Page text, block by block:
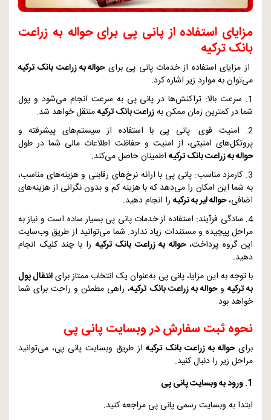
مزایای استفاده از پانی پی برای حواله به زراعت
بانک ترکیه
از مزایای استفاده از خدمات پانی پی برایحواله به زراعت بانک ترکیه
می‌توان به موارد زیر اشاره کرد.
1. سرعت بالا: تراکنش‌ها در پانی پی به سرعت انجام می‌شود و پول
شما در کمترین زمان ممکن بهزراعت بانک ترکیهمنتقل خواهد شد.
2. امنیت قوی: پانی پی با استفاده از سیستم‌های پیشرفته و
پروتکل‌های امنیتی، از امنیت و حفاظت اطلاعات مالی شما در طول
حواله به زراعت بانک ترکیه اطمینان حاصل می‌کند.
3. کارمزد مناسب: پانی پی با ارائه نرخ‌های رقابتی و هزینه‌های مناسب،
به شما این امکان را می‌دهد که با هزینه کم و بدون نگرانی از هزینه‌های
اضافی،حواله لیر به ترکیه را انجام دهید.
4. سادگی فرآیند: استفاده از خدمات پانی پی بسیار ساده است و نیاز به
مراحل پیچیده و مستندات زیاد ندارد. شما می‌توانید از طریق وب‌سایت
این گروه پرداخت،حواله به زراعت بانک ترکیه را با چند کلیک انجام
دهید.
با توجه به این مزایا، پانی پی به‌عنوان یک انتخاب ممتاز برایانتقال پول
به ترکیه وحواله به زراعت بانک ترکیه، راهی مطمئن و راحت برای شما
خواهد بود.
نحوه ثبت سفارش در وبسایت پانی پی
برایحواله به زراعت بانک ترکیهاز طریق وبسایت پانی پی، می‌توانید
مراحل زیر را دنبال کنید.
1. ورود به وبسایت پانی پی
ابتدا به وبسایت رسمی پانی پی مراجعه کنید.